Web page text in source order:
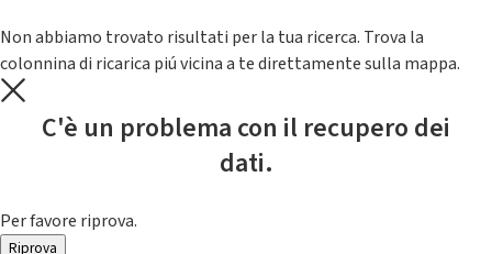
Non abbiamo trovato risultati per la tua ricerca. Trova la
colonnina di ricarica piú vicina a te direttamente sulla mappa.
C'è un problema con il recupero dei
dati.
Per favore riprova.
Riprova